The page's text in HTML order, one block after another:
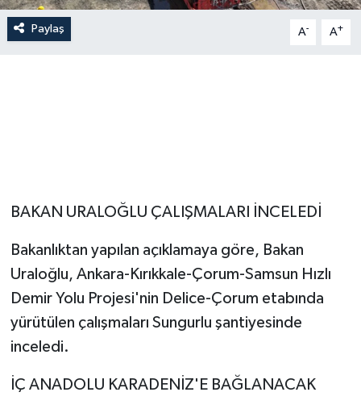
Paylaş A- A+
BAKAN URALOĞLU ÇALIŞMALARI İNCELEDİ
Bakanlıktan yapılan açıklamaya göre, Bakan
Uraloğlu, Ankara-Kırıkkale-Çorum-Samsun Hızlı
Demir Yolu Projesi'nin Delice-Çorum etabında
yürütülen çalışmaları Sungurlu şantiyesinde
inceledi.
İÇ ANADOLU KARADENİZ'E BAĞLANACAK